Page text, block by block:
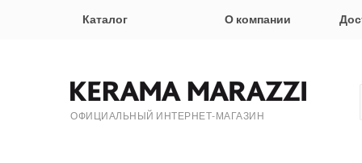
Каталог О компании
ОФИЦИАЛЬНЫЙ ИНТЕРНЕТ-МАГАЗИН